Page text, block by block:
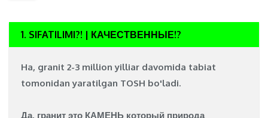
1. SIFATILIMI?! | КАЧЕСТВЕННЫЕ!?
Ha, granit 2-3 million yilliar davomida tabiat
tomonidan yaratilgan TOSH bo'ladi.
Да, гранит это КАМЕНЬ который природа